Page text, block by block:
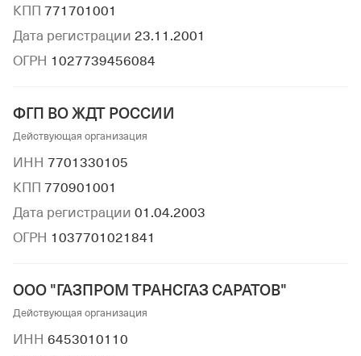
КПП 771701001
Дата регистрации 23.11.2001
ОГРН 1027739456084
ФГП ВО ЖДТ РОССИИ
Действующая организация
ИНН 7701330105
КПП 770901001
Дата регистрации 01.04.2003
ОГРН 1037701021841
ООО "ГАЗПРОМ ТРАНСГАЗ САРАТОВ"
Действующая организация
ИНН 6453010110